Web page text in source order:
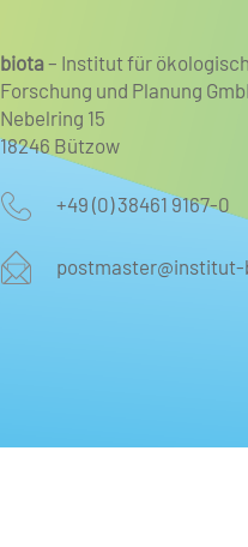
biota– Institut für
Forschung und Planung
Nebelring 15
18246 Bützow
+49 (0) 38461 9167-0
postmaster@institut-